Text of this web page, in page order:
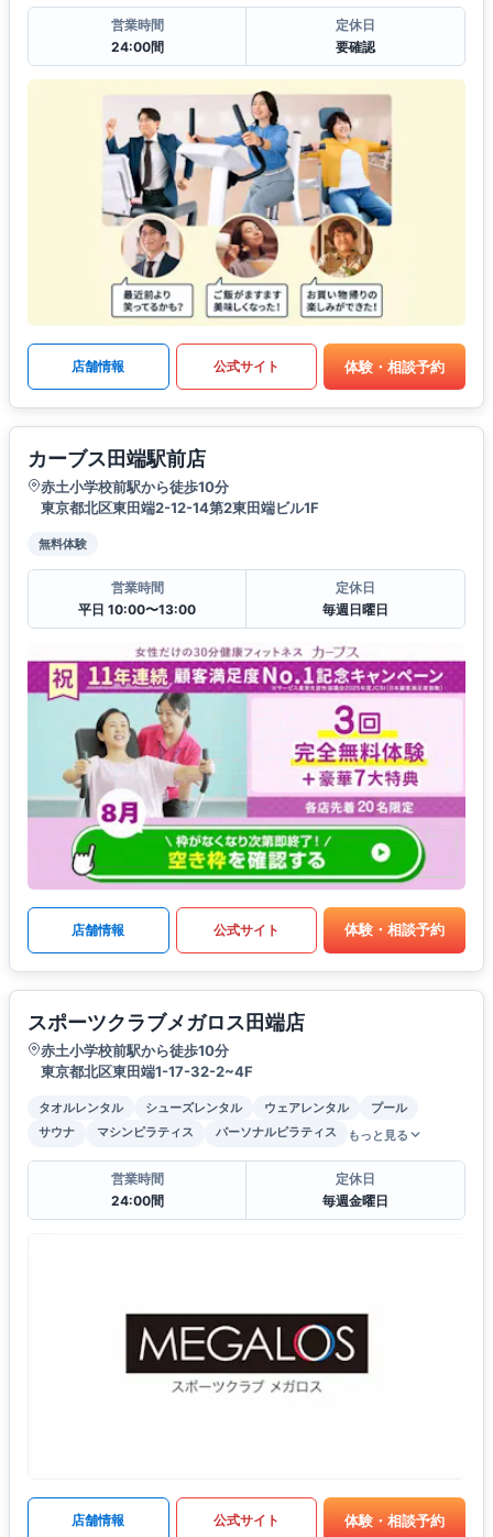
営業時間
24:00間
定休日
要確認
店舗情報 公式サイト 体験・相談予約
カーブス田端駅前店
赤土小学校前駅から徒歩10分
東京都北区東田端2-12-14第2東田端ビル1F
無料体験
営業時間
平日 10:00〜13:00
定休日
毎週日曜日
店舗情報 公式サイト 体験・相談予約
スポーツクラブメガロス田端店
赤土小学校前駅から徒歩10分
東京都北区東田端1-17-32-2~4F
タオルレンタル シューズレンタル ウェアレンタル
プール
サウナ
マシンピラティス パーソナルピラティス もっと見る
営業時間
24:00間
定休日
毎週金曜日
店舗情報 公式サイト 体験・相談予約